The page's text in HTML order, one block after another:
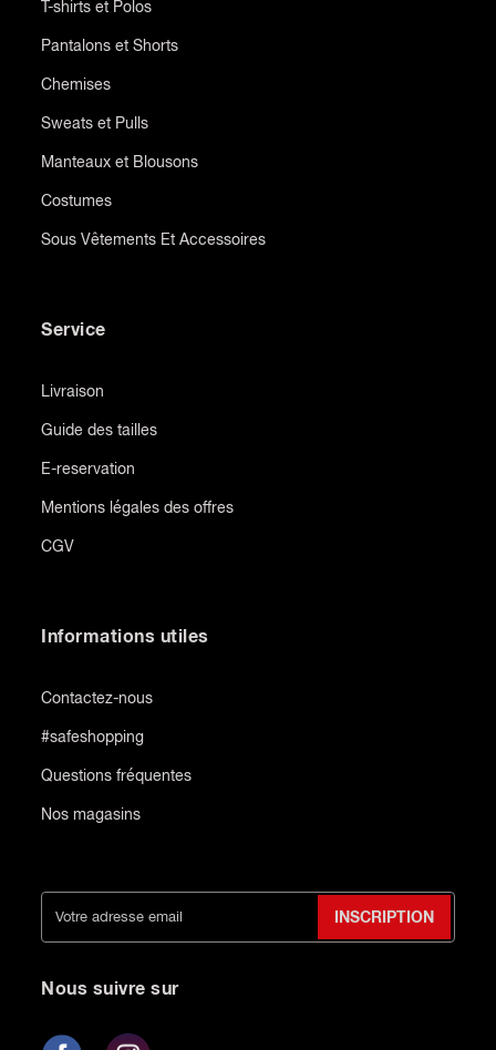
T-shirts et Polos
Pantalons et Shorts
Chemises
Sweats et Pulls
Manteaux et Blousons
Costumes
Sous Vêtements Et Accessoires
Service
Livraison
Guide des tailles
E-reservation
Mentions légales des offres
CGV
Informations utiles
Contactez-nous
#safeshopping
Questions fréquentes
Nos magasins
INSCRIPTION
Nous suivre sur